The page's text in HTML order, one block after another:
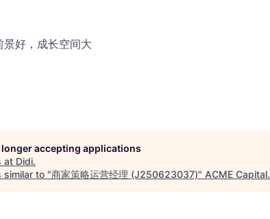
景好，成长空间大
accepting applications
at Didi.
similar to "商家策略运营经理 (J250623037)" ACME Capital.